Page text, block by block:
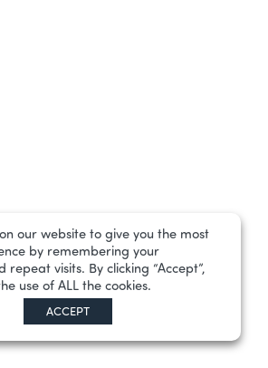
our website to give you the most
by remembering your
repeat visits. By clicking “Accept”,
use of ALL the cookies.
ACCEPT